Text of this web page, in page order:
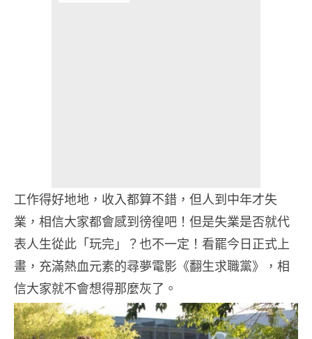
工作得好地地，收入都算不錯，但人到中年才失
業，相信大家都會感到徬徨吧！但是失業是否就代
表人生從此「玩完」？也不一定！看罷今日正式上
畫，充滿熱血元素的尋夢電影《翻生求職黨》，相
信大家就不會想得那麼灰了。